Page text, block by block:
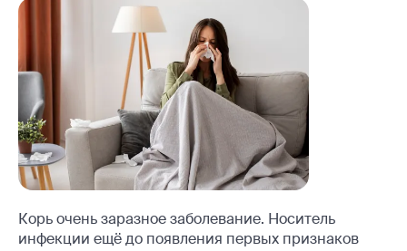
Корь очень заразное заболевание. Носитель
инфекции ещё до появления первых признаков